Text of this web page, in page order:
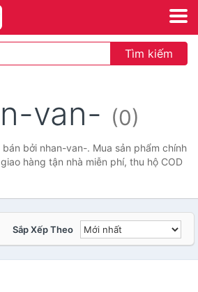
Tìm kiếm
van- (0)
bởi nhan-van-. Mua sản phẩm chính
hàng tận nhà miễn phí, thu hộ COD
Sắp Xếp Theo